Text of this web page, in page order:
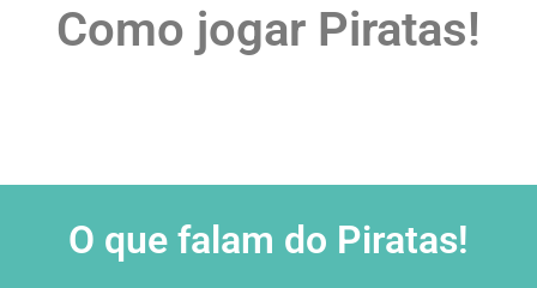
Como jogar Piratas!
O que falam do Piratas!